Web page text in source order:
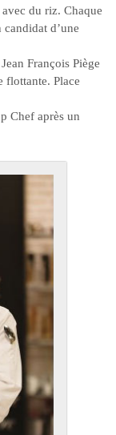
du riz. Chaque
d’une
François Piège
flottante. Place
Chef après un